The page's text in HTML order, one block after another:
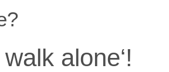
walk alone‘!